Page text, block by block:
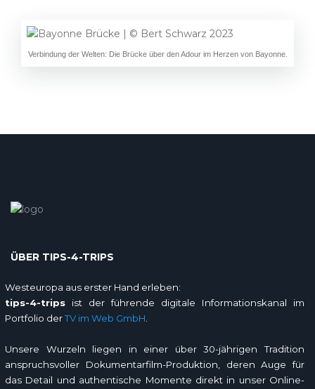
Verbindung der Welten: Die Brücke über den Adour im Herzen von Bayonne.
ÜBER TIPS-4-TRIPS
Westeuropa aus erster Hand erleben:
tips-4-trips ist der führende digitale Informationskanal im
Portfolio derTV im Web GmbH.
Unsere Wurzeln liegen in einer über 30-jährigen Tradition
anspruchsvoller Dokumentarfilm-Produktion, deren Auge für
das Detail und authentische Momente direkt in unser Online-